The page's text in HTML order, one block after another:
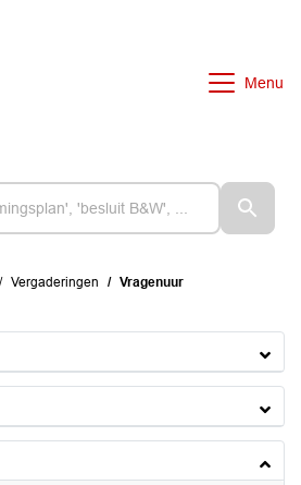
Menu
Vergaderingen Vragenuur